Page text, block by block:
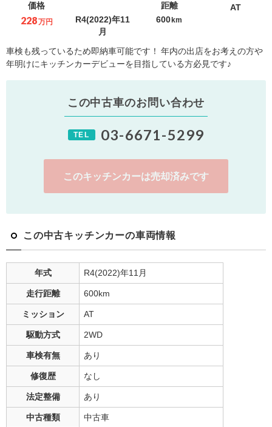
価格
228 万円
R4(2022)年11
月
距離
600 km
AT
車検も残っているため即納車可能です！ 年内の出店をお考えの方や
年明けにキッチンカーデビューを目指している方必見です♪
この中古車のお問い合わせ
TEL 03-6671-5299
このキッチンカーは売却済みです
この中古キッチンカーの車両情報
年式 R4(2022)年11月
走行距離 600km
ミッション AT
駆動方式 2WD
車検有無 あり
修復歴 なし
法定整備 あり
中古種類 中古車